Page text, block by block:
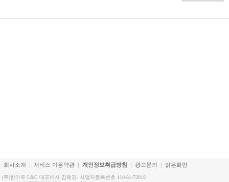
회사소개 서비스 이용약관 개인정보취급방침 광고문의 밝은화면
(주)한마루 L&C 대표이사 김혜경. 사업자등록번호 110-81-72019